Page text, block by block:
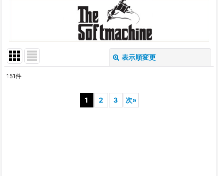
表示順変更
サブカテゴリ
151件
1 2 3 次»